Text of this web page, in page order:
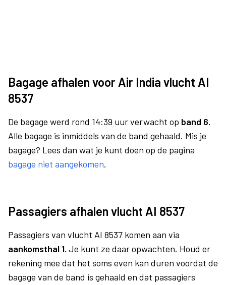
Bagage afhalen voor Air India vlucht AI
8537
De bagage werd rond 14:39 uur verwacht op band 6.
Alle bagage is inmiddels van de band gehaald. Mis je
bagage? Lees dan wat je kunt doen op de pagina
bagage niet aangekomen.
Passagiers afhalen vlucht AI 8537
Passagiers van vlucht AI 8537 komen aan via
aankomsthal 1. Je kunt ze daar opwachten. Houd er
rekening mee dat het soms even kan duren voordat de
bagage van de band is gehaald en dat passagiers